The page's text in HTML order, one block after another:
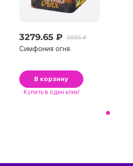
3279.65 ₽ 3685 ₽
Симфония огня.
В корзину
Купить в один клик!